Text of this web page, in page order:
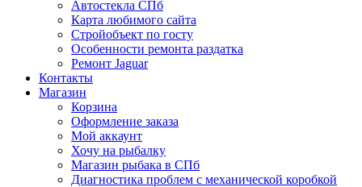
Автостекла СПб
Карта любимого сайта
Стройобъект по госту
Особенности ремонта раздатка
Ремонт Jaguar
Контакты
Магазин
Корзина
Оформление заказа
Мой аккаунт
Хочу на рыбалку
Магазин рыбака в СПб
Диагностика проблем с механической коробкой